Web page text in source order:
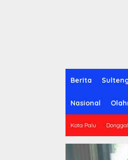
Berita
Nasional
Kota Palu